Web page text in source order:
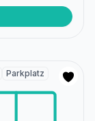
Parkplatz